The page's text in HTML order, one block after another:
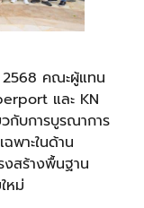
คณะผู้แทน
และ KN
กับการบูรณาการ
พาะในด้าน
งสร้างพื้นฐาน
หม่